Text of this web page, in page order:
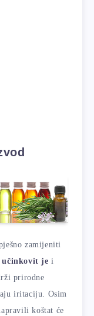
zamijeniti
učinkovit je i
prirodne
iritaciju. Osim
koštat će